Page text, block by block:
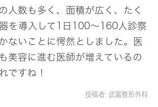
人数も多く、面積が広く、たく
を導入して1日100～160人診察
ないことに愕然としました。医
美容に進む医師が増えているの
ですね！
投稿者: 武富整形外科